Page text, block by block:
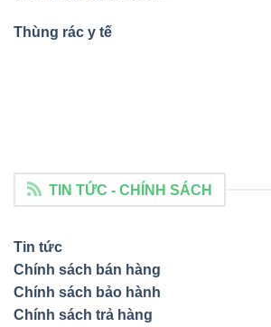
Thùng rác y tế
TIN TỨC - CHÍNH SÁCH
Tin tức
Chính sách bán hàng
Chính sách bảo hành
Chính sách trả hàng